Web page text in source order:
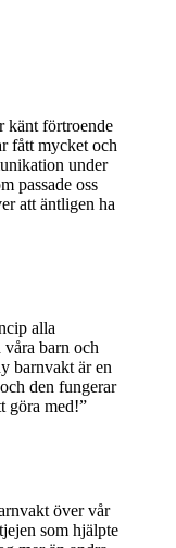
känt förtroende
fått mycket och
under
passade oss
att äntligen ha
alla
barn och
barnvakt är en
den fungerar
göra med!”
över vår
som hjälpte